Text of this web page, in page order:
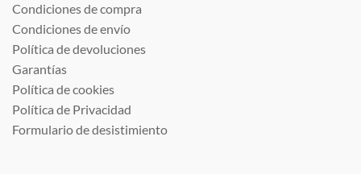
Condiciones de compra
Condiciones de envío
Política de devoluciones
Garantías
Política de cookies
Política de Privacidad
Formulario de desistimiento